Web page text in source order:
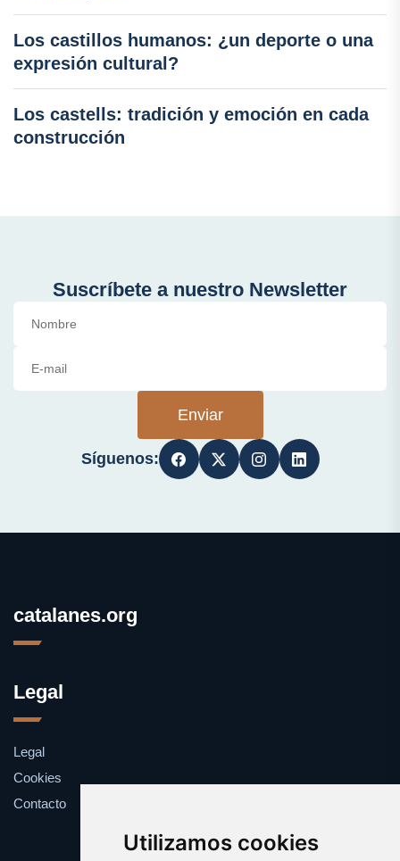
Utilizamos cookies
Los castillos humanos: ¿un deporte o una
expresión cultural?
Los castells: tradición y emoción en cada
construcción
Suscríbete a nuestro Newsletter
Enviar
Síguenos:
catalanes.org
Legal
Legal
Cookies
Contacto